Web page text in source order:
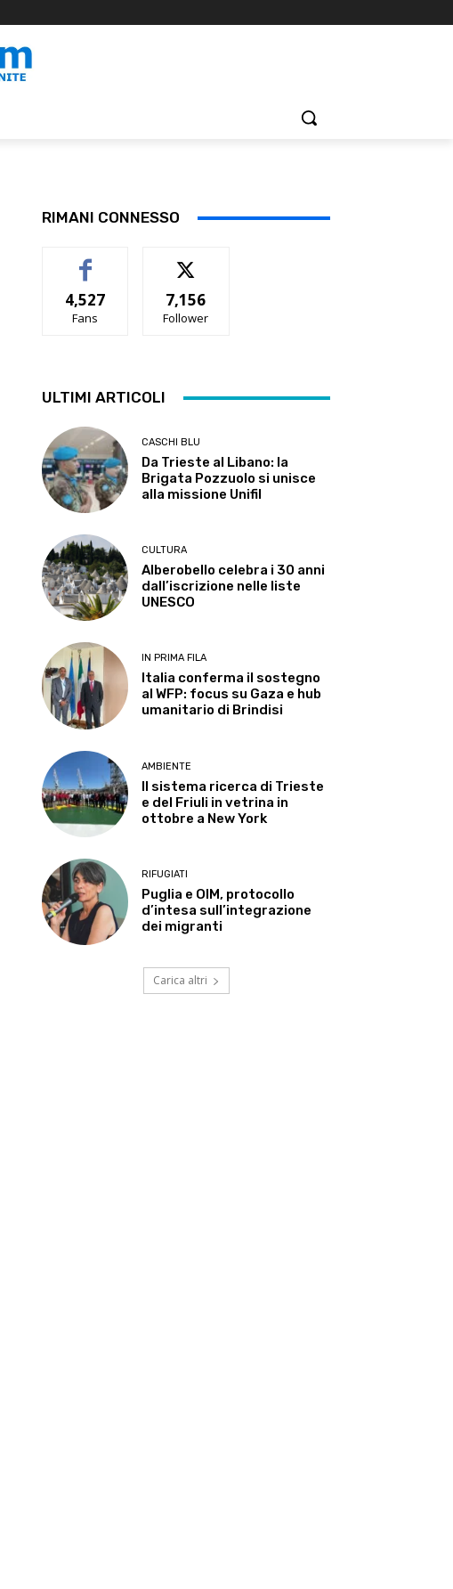
RIMANI CONNESSO
4,527
Fans
7,156
Follower
ULTIMI ARTICOLI
CASCHI BLU
Da Trieste al Libano: la
Brigata Pozzuolo si unisce
alla missione Unifil
CULTURA
Alberobello celebra i 30 anni
dall’iscrizione nelle liste
UNESCO
IN PRIMA FILA
Italia conferma il sostegno
al WFP: focus su Gaza e hub
umanitario di Brindisi
AMBIENTE
Il sistema ricerca di Trieste
e del Friuli in vetrina in
ottobre a New York
RIFUGIATI
Puglia e OIM, protocollo
d’intesa sull’integrazione
dei migranti
Carica altri